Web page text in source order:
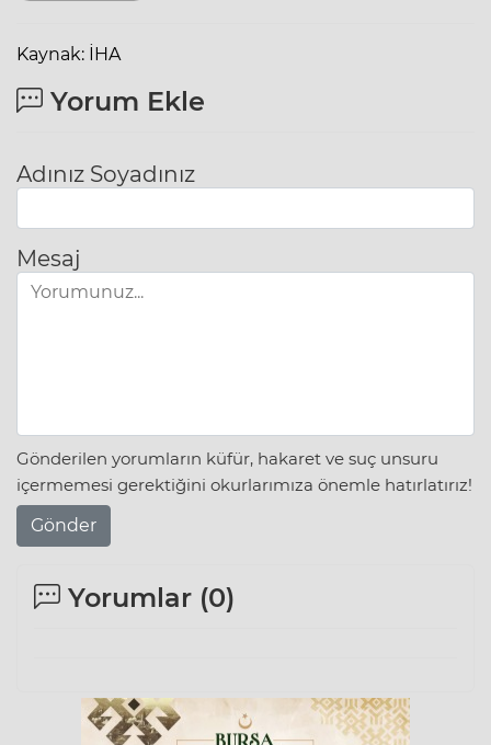
Kaynak: İHA
Yorum Ekle
Adınız Soyadınız
Mesaj
Gönderilen yorumların küfür, hakaret ve suç unsuru
içermemesi gerektiğini okurlarımıza önemle hatırlatırız!
Gönder
Yorumlar (0)